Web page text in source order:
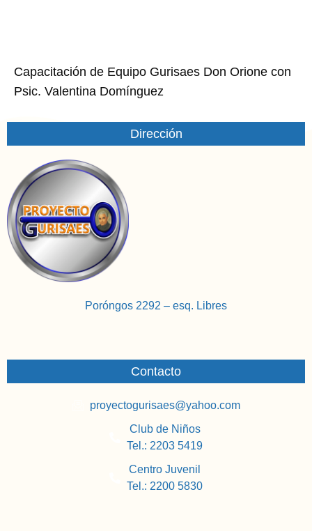
Capacitación de Equipo Gurisaes Don Orione con
Psic. Valentina Domínguez
Dirección
Poróngos 2292 – esq. Libres
Contacto
proyectogurisaes@yahoo.com
Club de Niños
Tel.: 2203 5419
Centro Juvenil
Tel.: 2200 5830